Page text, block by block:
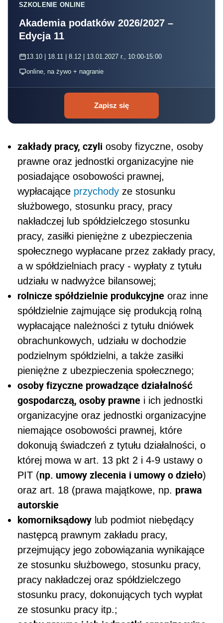
SZKOLENIE ONLINE
Akademia podatków 2026/2027 –
Edycja 11
13.10 | 18.11 | 8.12 | 13.01.2027 r., 10:00-15:00
online, na żywo + nagranie
Zapisz się
zakłady pracy, czyli osoby fizyczne, osoby
prawne oraz jednostki organizacyjne nie
posiadające osobowości prawnej,
wypłacające przychody ze stosunku
służbowego, stosunku pracy, pracy
nakładczej lub spółdzielczego stosunku
pracy, zasiłki pieniężne z ubezpieczenia
społecznego wypłacane przez zakłady pracy,
a w spółdzielniach pracy - wypłaty z tytułu
udziału w nadwyżce bilansowej;
rolnicze spółdzielnie produkcyjne oraz inne
spółdzielnie zajmujące się produkcją rolną
wypłacające należności z tytułu dniówek
obrachunkowych, udziału w dochodzie
podzielnym spółdzielni, a także zasiłki
pieniężne z ubezpieczenia społecznego;
osoby fizyczne prowadzące działalność
gospodarczą, osoby prawne i ich jednostki
organizacyjne oraz jednostki organizacyjne
niemające osobowości prawnej, które
dokonują świadczeń z tytułu działalności, o
której mowa w art. 13 pkt 2 i 4-9 ustawy o
PIT (np. umowy zlecenia i umowy o dzieło)
oraz art. 18 (prawa majątkowe, np. prawa
autorskie
komorniksądowy lub podmiot niebędący
następcą prawnym zakładu pracy,
przejmujący jego zobowiązania wynikające
ze stosunku służbowego, stosunku pracy,
pracy nakładczej oraz spółdzielczego
stosunku pracy, dokonujących tych wypłat
ze stosunku pracy itp.;